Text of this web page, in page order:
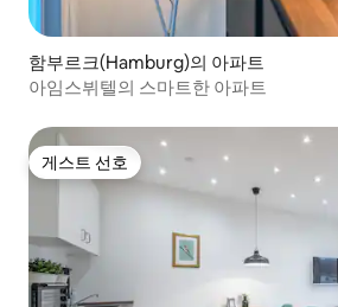
함부르크(Hamburg)의 아파트
아임스뷔텔의 스마트한 아파트
게스트 선호
게스트 선호